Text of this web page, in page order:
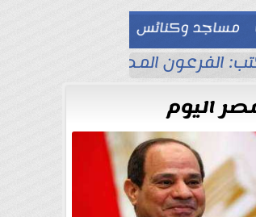
مساجد وكنائس
الفرعون المصري جاهز
اليوم